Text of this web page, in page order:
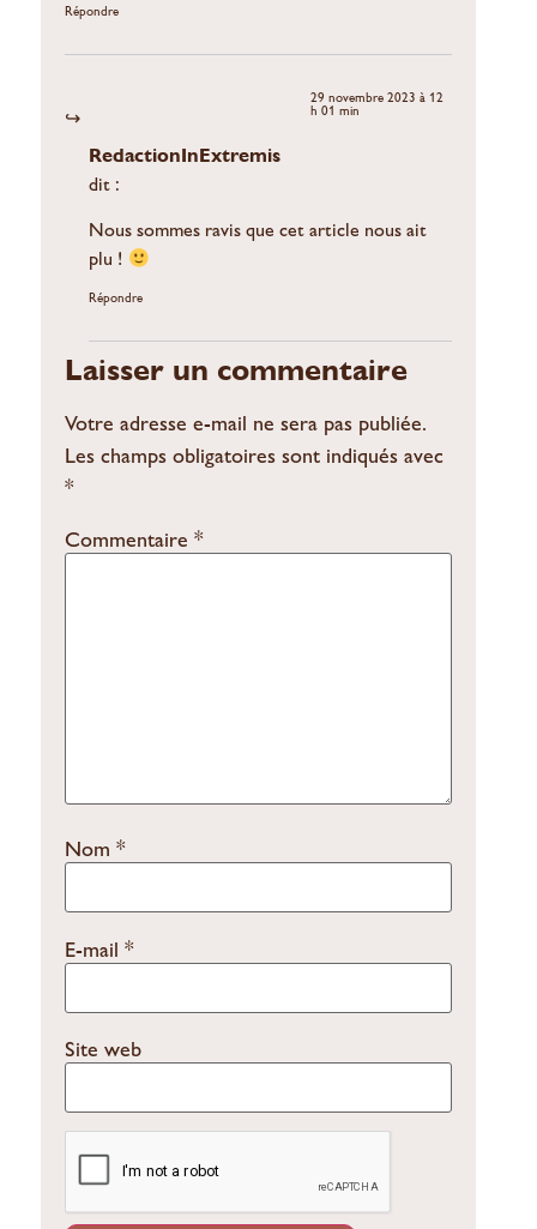
Répondre
RedactionInExtremis
dit :
29 novembre 2023 à 12
h 01 min
Nous sommes ravis que cet article nous ait
plu !
Répondre
Laisser un commentaire
Votre adresse e-mail ne sera pas publiée.
Les champs obligatoires sont indiqués avec
*
Commentaire*
Nom*
E-mail*
Site web